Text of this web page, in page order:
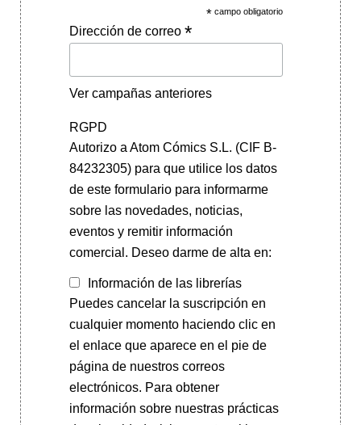
* campo obligatorio
Dirección de correo *
Ver campañas anteriores
RGPD
Autorizo a Atom Cómics S.L. (CIF B-
84232305) para que utilice los datos
de este formulario para informarme
sobre las novedades, noticias,
eventos y remitir información
comercial. Deseo darme de alta en:
Información de las librerías
Puedes cancelar la suscripción en
cualquier momento haciendo clic en
el enlace que aparece en el pie de
página de nuestros correos
electrónicos. Para obtener
información sobre nuestras prácticas